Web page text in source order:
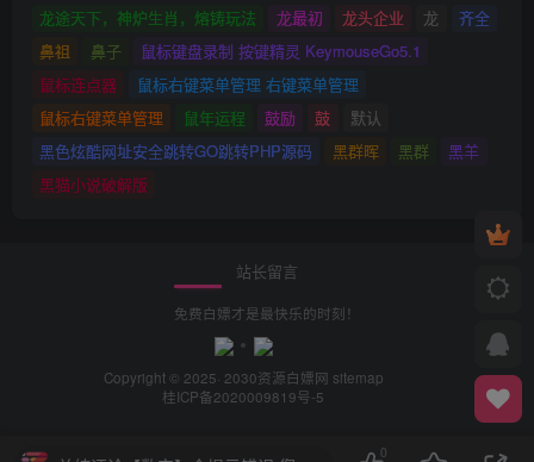
龙途天下，神炉生肖，熔铸玩法 龙最初 龙头企业 龙
齐全
鼻祖
鼻子
鼠标键盘录制 按键精灵 KeymouseGo5.1
鼠标连点器
鼠标右键菜单管理 右键菜单管理
鼠标右键菜单管理
鼠年运程 鼓励 鼓
默认
黑色炫酷网址安全跳转GO跳转PHP源码
黑群晖 黑群
黑羊
黑猫小说破解版
站长留言
免费白嫖才是最快乐的时刻！
Copyright © 2025· 2030资源白嫖网 sitemap
桂ICP备2020009819号-5
0